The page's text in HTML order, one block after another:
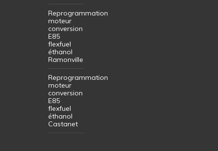
Reprogrammation
moteur
conversion
E85
flexfuel
éthanol
Ramonville
Reprogrammation
moteur
conversion
E85
flexfuel
éthanol
Castanet